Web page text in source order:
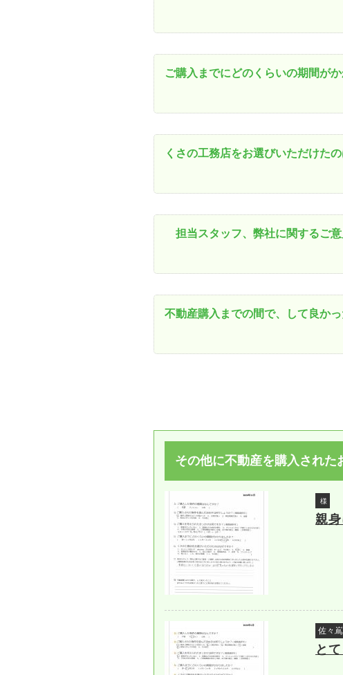
ご購入までにどのくらいの期間が
くさの工務店をお選びいただけた
担当スタッフ、弊社に関するご
不動産購入までの間で、して良か
その他に不動産を購入された
様
親
佐々嶌
と